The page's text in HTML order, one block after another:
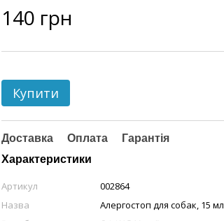
140 грн
Купити
Доставка Оплата
Гарантія
Характеристики
Артикул
002864
Назва
Алергостоп для собак, 15 мл